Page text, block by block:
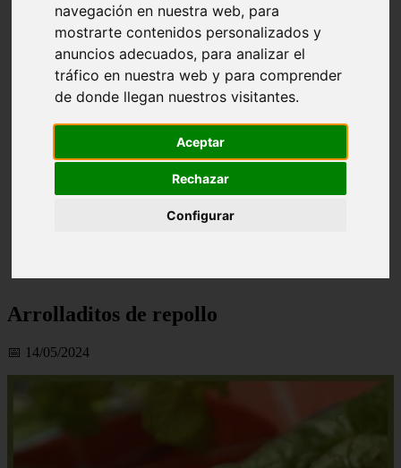
navegación en nuestra web, para
mostrarte contenidos personalizados y
anuncios adecuados, para analizar el
tráfico en nuestra web y para comprender
de donde llegan nuestros visitantes.
Aceptar
Rechazar
Configurar
Arrolladitos de repollo
📅 14/05/2024